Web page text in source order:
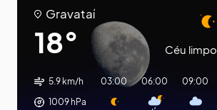
Gravataí
18° Céu limpo
5.9 km/h
1009 hPa
03:00 06:00 09:00